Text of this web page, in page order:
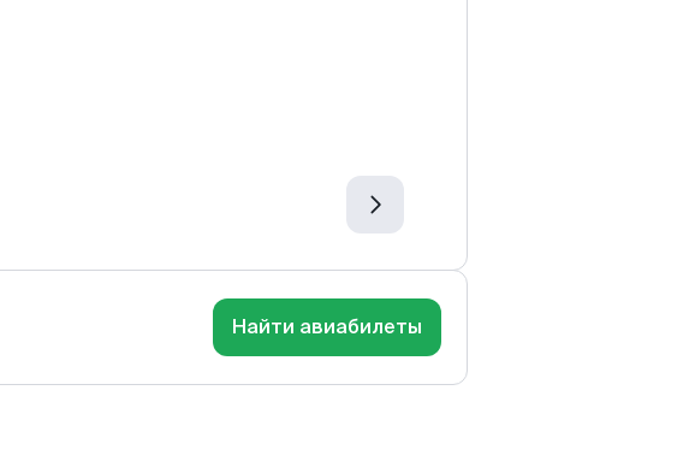
Найти авиабилеты